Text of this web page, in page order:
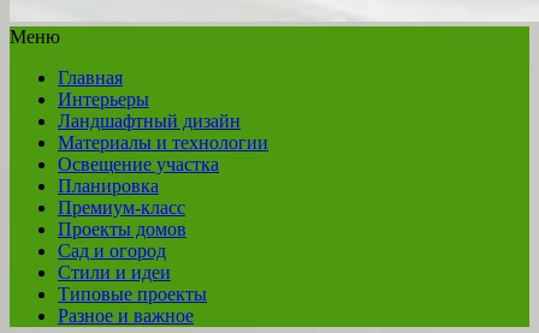
Меню
Главная
Интерьеры
Ландшафтный дизайн
Материалы и технологии
Освещение участка
Планировка
Премиум-класс
Проекты домов
Сад и огород
Стили и идеи
Типовые проекты
Разное и важное